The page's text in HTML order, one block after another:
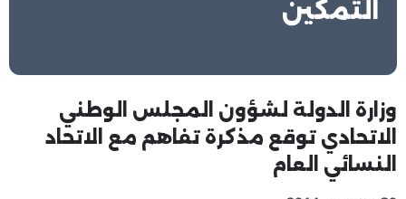
التمكين
وزارة الدولة لشؤون المجلس الوطني
الاتحادي توقع مذكرة تفاهم مع الاتحاد
النسائي العام